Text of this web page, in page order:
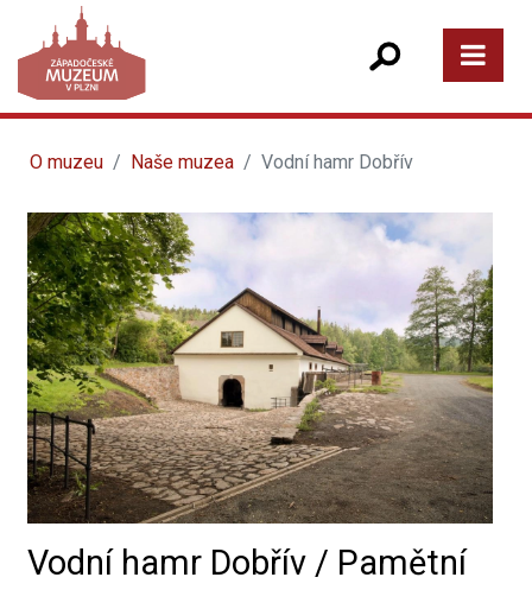
O muzeu Naše muzea Vodní hamr Dobřív
Vodní hamr Dobřív / Pamětní